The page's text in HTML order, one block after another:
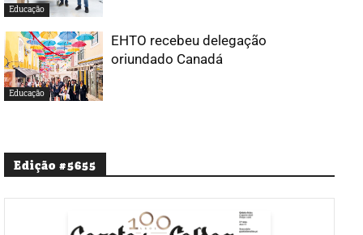
Educação
Educação
EHTO recebeu delegação
oriundado Canadá
Edição #5655